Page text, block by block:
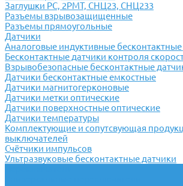
Заглушки РС, 2РМТ, СНЦ23, СНЦ233
Разъемы взрывозащищенные
Разъемы прямоугольные
Датчики
Аналоговые индуктивные бесконтактные
Бесконтактные датчики контроля
Взрывобезопасные бесконтактные
Датчики бесконтактные емкостные
Датчики магнитогерконовые
Датчики метки оптические
Датчики поверхностные оптические
Датчики температуры
Комплектующие и сопутсвующая
выключателей
Счётчики импульсов
Ультразвуковые бесконтактные датчики